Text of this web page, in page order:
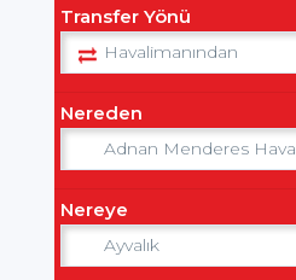
Transfer Yönü
Nereden
Nereye